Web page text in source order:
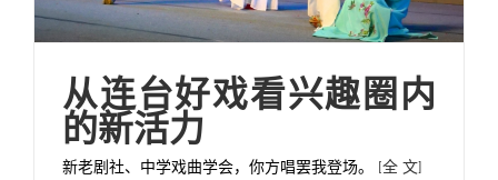
从连台好戏看兴趣圈内
的新活力
新老剧社、中学戏曲学会，你方唱罢我登场。 [全 文]